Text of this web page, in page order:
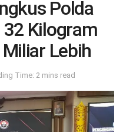
Polda
Kilogram
Lebih
Time: 2 mins read